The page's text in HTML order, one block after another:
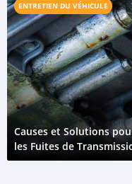
ENTRETIEN DU VÉHICULE
Causes et Solutions
les Fuites de